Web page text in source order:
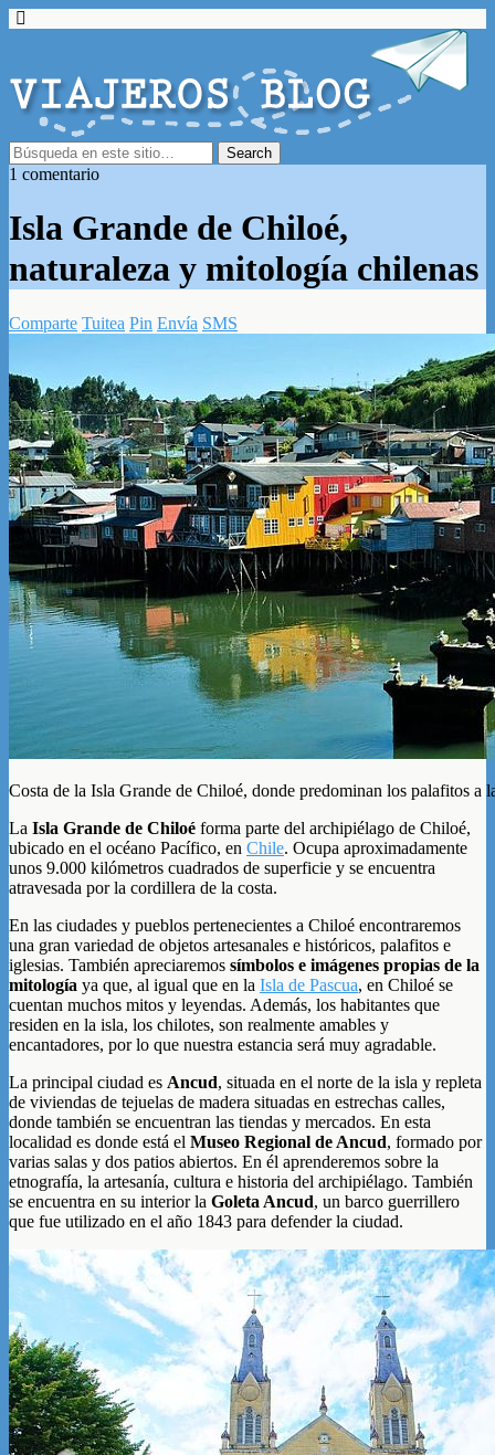
1 comentario
Isla Grande de Chiloé,
naturaleza y mitología chilenas
Comparte Tuitea Pin Envía SMS
Costa de la Isla Grande de Chiloé, donde predominan los palafitos a
La Isla Grande de Chiloé forma parte del archipiélago de Chiloé,
ubicado en el océano Pacífico, en Chile. Ocupa aproximadamente
unos 9.000 kilómetros cuadrados de superficie y se encuentra
atravesada por la cordillera de la costa.
En las ciudades y pueblos pertenecientes a Chiloé encontraremos
una gran variedad de objetos artesanales e históricos, palafitos e
iglesias. También apreciaremos símbolos e imágenes propias de la
mitología ya que, al igual que en la Isla de Pascua, en Chiloé se
cuentan muchos mitos y leyendas. Además, los habitantes que
residen en la isla, los chilotes, son realmente amables y
encantadores, por lo que nuestra estancia será muy agradable.
La principal ciudad es Ancud, situada en el norte de la isla y repleta
de viviendas de tejuelas de madera situadas en estrechas calles,
donde también se encuentran las tiendas y mercados. En esta
localidad es donde está el Museo Regional de Ancud, formado por
varias salas y dos patios abiertos. En él aprenderemos sobre la
etnografía, la artesanía, cultura e historia del archipiélago. También
se encuentra en su interior la Goleta Ancud, un barco guerrillero
que fue utilizado en el año 1843 para defender la ciudad.